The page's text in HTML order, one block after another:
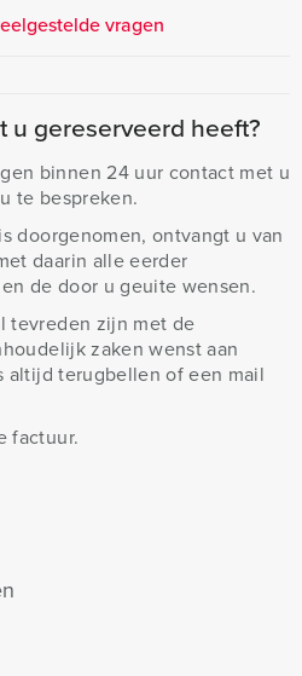
vragen
u gereserveerd heeft?
binnen 24 uur contact met u
te bespreken.
doorgenomen, ontvangt u van
daarin alle eerder
de door u geuite wensen.
tevreden zijn met de
zaken wenst aan
altijd terugbellen of een mail
factuur.